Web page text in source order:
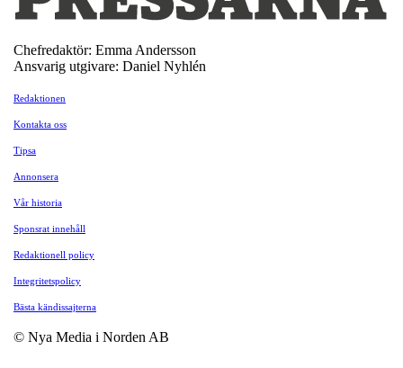
Chefredaktör: Emma Andersson
Ansvarig utgivare: Daniel Nyhlén
Redaktionen
Kontakta oss
Tipsa
Annonsera
Vår historia
Sponsrat innehåll
Redaktionell policy
Integritetspolicy
Bästa kändissajterna
© Nya Media i Norden AB